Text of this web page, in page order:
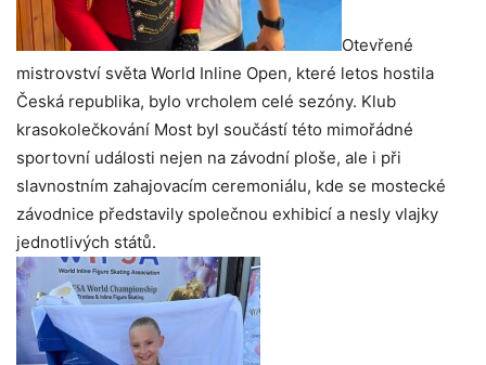
Otevřené
mistrovství světa World Inline Open, které letos hostila
Česká republika, bylo vrcholem celé sezóny. Klub
krasokolečkování Most byl součástí této mimořádné
sportovní události nejen na závodní ploše, ale i při
slavnostním zahajovacím ceremoniálu, kde se mostecké
závodnice představily společnou exhibicí a nesly vlajky
jednotlivých států.